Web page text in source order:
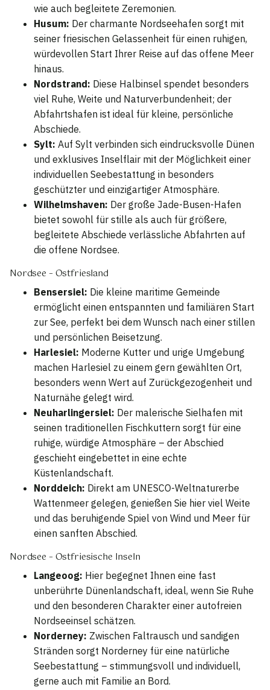
wie auch begleitete Zeremonien.
Husum: Der charmante Nordseehafen sorgt mit
seiner friesischen Gelassenheit für einen ruhigen,
würdevollen Start Ihrer Reise auf das offene Meer
hinaus.
Nordstrand: Diese Halbinsel spendet besonders
viel Ruhe, Weite und Naturverbundenheit; der
Abfahrtshafen ist ideal für kleine, persönliche
Abschiede.
Sylt: Auf Sylt verbinden sich eindrucksvolle Dünen
und exklusives Inselflair mit der Möglichkeit einer
individuellen Seebestattung in besonders
geschützter und einzigartiger Atmosphäre.
Wilhelmshaven: Der große Jade-Busen-Hafen
bietet sowohl für stille als auch für größere,
begleitete Abschiede verlässliche Abfahrten auf
die offene Nordsee.
Nordsee – Ostfriesland
Bensersiel: Die kleine maritime Gemeinde
ermöglicht einen entspannten und familiären Start
zur See, perfekt bei dem Wunsch nach einer stillen
und persönlichen Beisetzung.
Harlesiel: Moderne Kutter und urige Umgebung
machen Harlesiel zu einem gern gewählten Ort,
besonders wenn Wert auf Zurückgezogenheit und
Naturnähe gelegt wird.
Neuharlingersiel: Der malerische Sielhafen mit
seinen traditionellen Fischkuttern sorgt für eine
ruhige, würdige Atmosphäre – der Abschied
geschieht eingebettet in eine echte
Küstenlandschaft.
Norddeich: Direkt am UNESCO-Weltnaturerbe
Wattenmeer gelegen, genießen Sie hier viel Weite
und das beruhigende Spiel von Wind und Meer für
einen sanften Abschied.
Nordsee – Ostfriesische Inseln
Langeoog: Hier begegnet Ihnen eine fast
unberührte Dünenlandschaft, ideal, wenn Sie Ruhe
und den besonderen Charakter einer autofreien
Nordseeinsel schätzen.
Norderney: Zwischen Faltrausch und sandigen
Stränden sorgt Norderney für eine natürliche
Seebestattung – stimmungsvoll und individuell,
gerne auch mit Familie an Bord.